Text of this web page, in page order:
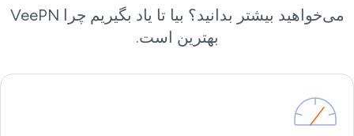
می‌خواهید بیشتر بدانید؟ بیا تا یاد بگیریم چرا VeePN
بهترین است.